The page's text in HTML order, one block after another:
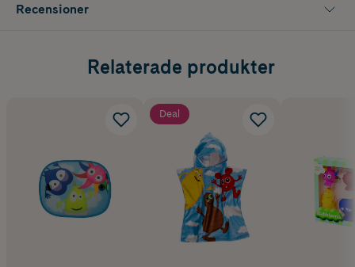
Recensioner
Relaterade produkter
Deal